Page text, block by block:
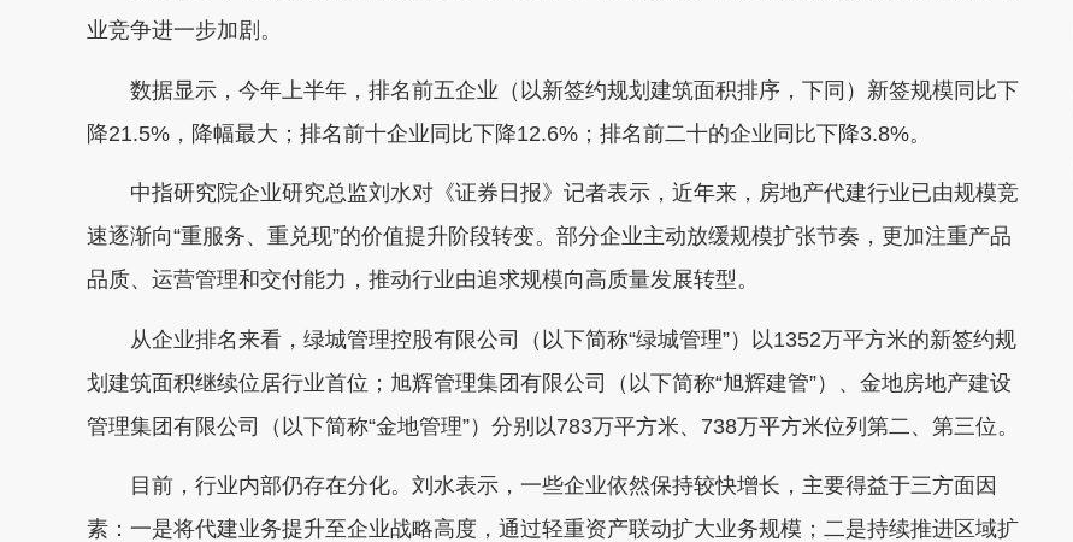
业竞争进一步加剧。
数据显示，今年上半年，排名前五企业（以新签约规划建筑面积排序，下同）新签规模同比下
降21.5%，降幅最大；排名前十企业同比下降12.6%；排名前二十的企业同比下降3.8%。
中指研究院企业研究总监刘水对《证券日报》记者表示，近年来，房地产代建行业已由规模竞
速逐渐向“重服务、重兑现”的价值提升阶段转变。部分企业主动放缓规模扩张节奏，更加注重产品
品质、运营管理和交付能力，推动行业由追求规模向高质量发展转型。
从企业排名来看，绿城管理控股有限公司（以下简称“绿城管理”）以1352万平方米的新签约规
划建筑面积继续位居行业首位；旭辉管理集团有限公司（以下简称“旭辉建管”）、金地房地产建设
管理集团有限公司（以下简称“金地管理”）分别以783万平方米、738万平方米位列第二、第三位。
目前，行业内部仍存在分化。刘水表示，一些企业依然保持较快增长，主要得益于三方面因
素：一是将代建业务提升至企业战略高度，通过轻重资产联动扩大业务规模；二是持续推进区域扩